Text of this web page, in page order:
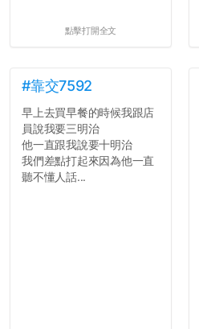
點擊打開全文
#靠交7592
早上去買早餐的時候我跟店
員說我要三明治
他一直跟我說要十明治
我們差點打起來因為他一直
聽不懂人話...